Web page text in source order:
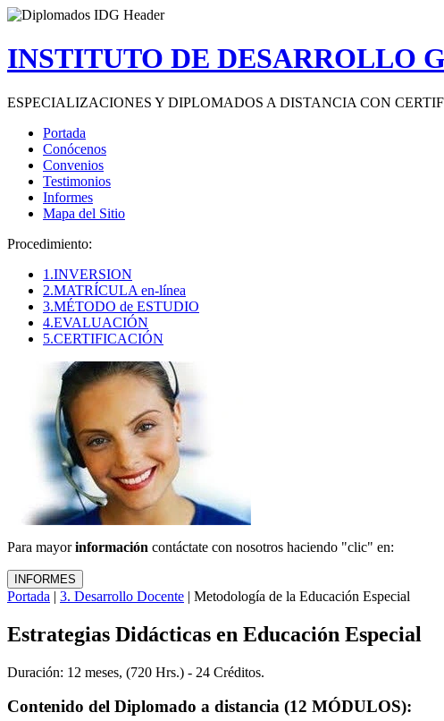
INSTITUTO DE DESARROLLO
ESPECIALIZACIONES Y DIPLOMADOS A DISTANCIA CON
Portada
Conócenos
Convenios
Testimonios
Informes
Mapa del Sitio
Procedimiento:
1.INVERSION
2.MATRÍCULA en-línea
3.MÉTODO de ESTUDIO
4.EVALUACIÓN
5.CERTIFICACIÓN
Para mayorinformación contáctate con nosotros haciendo "clic" en:
Portada | 3. Desarrollo Docente | Metodología de la Educación Especial
Estrategias Didácticas en Educación Especial
Duración: 12 meses, (720 Hrs.) - 24 Créditos.
Contenido del Diplomado a distancia (12 MÓDULOS):